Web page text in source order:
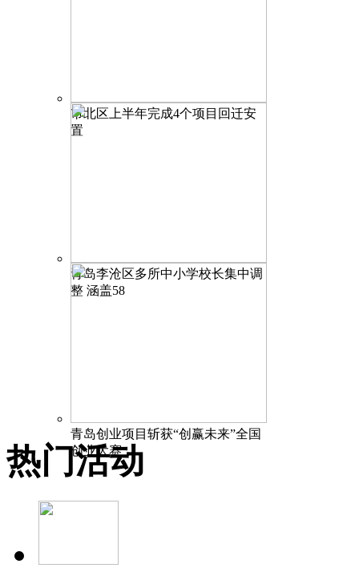
市北区上半年完成4个项目回迁安
置
青岛李沧区多所中小学校长集中调
整 涵盖58
青岛创业项目斩获“创赢未来”全国
创业大赛
热门活动